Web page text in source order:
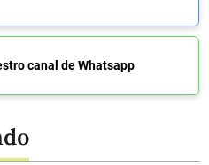
canal de Whatsapp